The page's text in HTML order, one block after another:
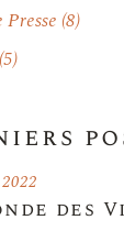
(8)
(5)
des